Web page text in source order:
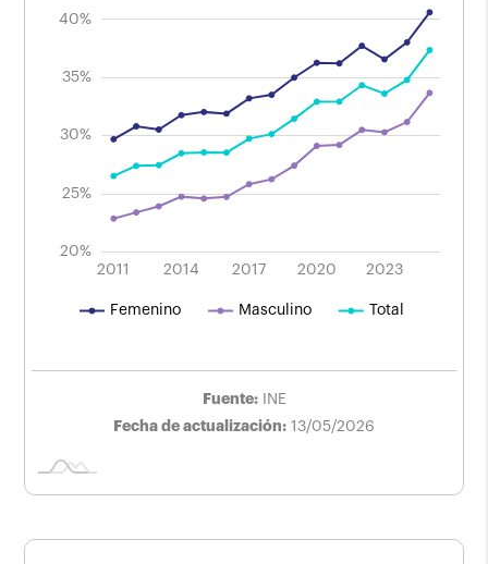
por sexo
20%
30%
40%
35%
25%
2011
2013
2015 2017
2019
2021 2023
2025 2014 2020
Femenino Masculino Total
Fuente:
INE
Fecha de actualización: 13/05/2026